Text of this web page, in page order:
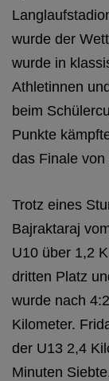
wurde der
wurde in
Athletinnen
beim
Punkte
das Finale
Trotz eines
Bajraktaraj
U10 über 1,2
dritten Platz
wurde nach
Kilometer.
der U13 2,4
Minuten